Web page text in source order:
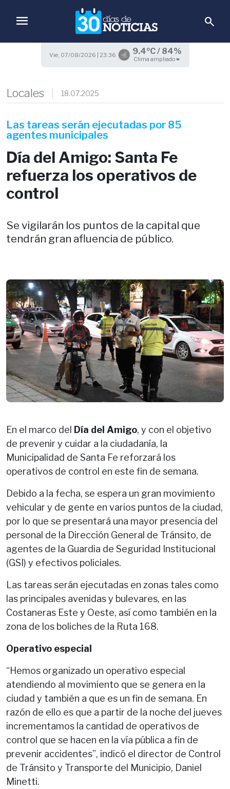
menu search
Vie, 07/08/2026 | 23:36 9.4ºC / 84%
Clima ampliado
Locales 18.07.2025
Las tareas serán ejecutadas por 85
agentes municipales
Día del Amigo: Santa Fe
refuerza los operativos de
control
Se vigilarán los puntos de la capital que
tendrán gran afluencia de público.
En el marco del Día del Amigo, y con el objetivo
de prevenir y cuidar a la ciudadanía, la
Municipalidad de Santa Fe reforzará los
operativos de control en este fin de semana.
Debido a la fecha, se espera un gran movimiento
vehicular y de gente en varios puntos de la ciudad,
por lo que se presentará una mayor presencia del
personal de la Dirección General de Tránsito, de
agentes de la Guardia de Seguridad Institucional
(GSI) y efectivos policiales.
Las tareas serán ejecutadas en zonas tales como
las principales avenidas y bulevares, en las
Costaneras Este y Oeste, así como también en la
zona de los boliches de la Ruta 168.
Operativo especial
“Hemos organizado un operativo especial
atendiendo al movimiento que se genera en la
ciudad y también a que es un fin de semana. En
razón de ello es que a partir de la noche del jueves
incrementamos la cantidad de operativos de
control que se hacen en la vía pública a fin de
prevenir accidentes”, indicó el director de Control
de Tránsito y Transporte del Municipio, Daniel
Minetti.